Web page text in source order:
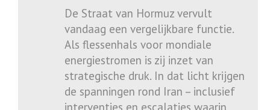
De Straat van Hormuz vervult
vandaag een vergelijkbare functie.
Als flessenhals voor mondiale
energiestromen is zij inzet van
strategische druk. In dat licht krijgen
de spanningen rond Iran – inclusief
interventies en escalaties waarin